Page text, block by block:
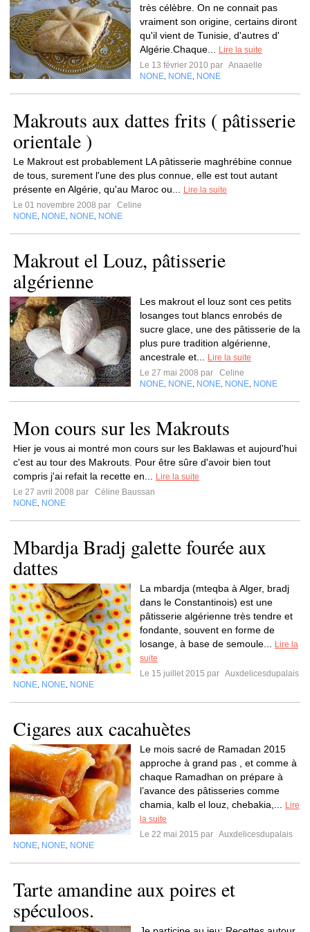
très célèbre. On ne connait pas
vraiment son origine, certains diront
qu'il vient de Tunisie, d'autres d'
Algérie.Chaque...
Lire la suite
Le 13 février 2010 par Anaaelle
NONE NONE NONE
Makrouts aux dattes frits ( pâtisserie
orientale )
Le Makrout est probablement LA pâtisserie maghrébine connue
de tous, surement l'une des plus connue, elle est tout autant
présente en Algérie, qu'au Maroc ou...
Lire la suite
Le 01 novembre 2008 par
Celine
NONE NONE NONE NONE
Makrout el Louz, pâtisserie
algérienne
Les makrout el louz sont ces petits
losanges tout blancs enrobés de
sucre glace, une des pâtisserie de la
plus pure tradition algérienne,
ancestrale et...
Lire la suite
Le 27 mai 2008 par
Celine
NONE NONE NONE NONE NONE
Mon cours sur les Makrouts
Hier je vous ai montré mon cours sur les Baklawas et aujourd'hui
c'est au tour des Makrouts. Pour être sûre d'avoir bien tout
compris j'ai refait la recette en...
Lire la suite
Le 27 avril 2008 par
Céline Baussan
NONE NONE
Mbardja Bradj galette fourée aux
dattes
La mbardja (mteqba à Alger, bradj
dans le Constantinois) est une
pâtisserie algérienne très tendre et
fondante, souvent en forme de
losange, à base de semoule...
Lire la
suite
Le 15 juillet 2015 par Auxdelicesdupalais
NONE NONE NONE
Cigares aux cacahuètes
Le mois sacré de Ramadan 2015
approche à grand pas , et comme à
chaque Ramadhan on prépare à
l’avance des pâtisseries comme
chamia, kalb el louz, chebakia,...
Lire
la suite
Le 22 mai 2015 par Auxdelicesdupalais
NONE NONE NONE
Tarte amandine aux poires et
spéculoos.